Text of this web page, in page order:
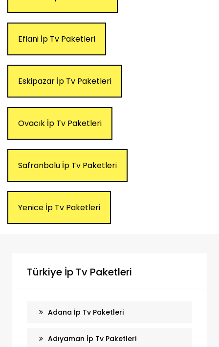
Eflani İp Tv Paketleri
Eskipazar İp Tv Paketleri
Ovacık İp Tv Paketleri
Safranbolu İp Tv Paketleri
Yenice İp Tv Paketleri
Türkiye İp Tv Paketleri
Adana İp Tv Paketleri
Adıyaman İp Tv Paketleri